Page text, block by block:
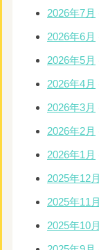
2026年7月
2026年6月
2026年5月
2026年4月
2026年3月
2026年2月
2026年1月
2025年12月
2025年11月
2025年10月